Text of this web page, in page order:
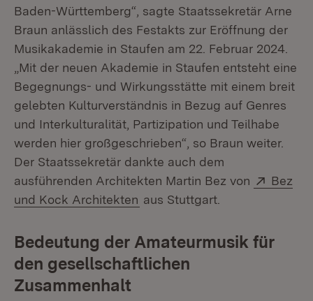
Baden-Württemberg“, sagte Staatssekretär Arne
Braun anlässlich des Festakts zur Eröffnung der
Musikakademie in Staufen am 22. Februar 2024.
„Mit der neuen Akademie in Staufen entsteht eine
Begegnungs- und Wirkungsstätte mit einem breit
gelebten Kulturverständnis in Bezug auf Genres
und Interkulturalität, Partizipation und Teilhabe
werden hier großgeschrieben“, so Braun weiter.
Der Staatssekretär dankte auch dem
ausführenden Architekten Martin Bez von
Extern:
Bez
und Kock Architekten (Öffnet in neuem Fenster)
aus Stuttgart.
Bedeutung der Amateurmusik für
den gesellschaftlichen
Zusammenhalt